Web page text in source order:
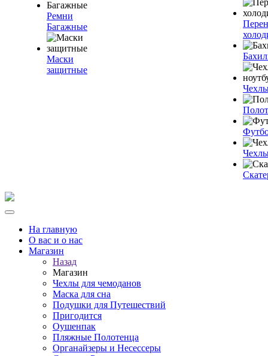
Ремни
Багажные
Маски
защитные
На главную
О вас и о нас
Магазин
Назад
Магазин
Чехлы для чемоданов
Маска для сна
Подушки для Путешествий
Пригодится
Оушенпак
Пляжные Полотенца
Органайзеры и Несессеры